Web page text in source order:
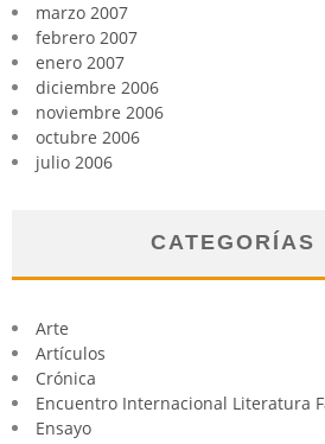
marzo 2007
febrero 2007
enero 2007
diciembre 2006
noviembre 2006
octubre 2006
julio 2006
CATEGORÍAS
Arte
Artículos
Crónica
Encuentro Internacional Literatura
Ensayo